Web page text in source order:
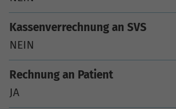
Kassenverrechnung an SVS
NEIN
Rechnung an Patient
JA